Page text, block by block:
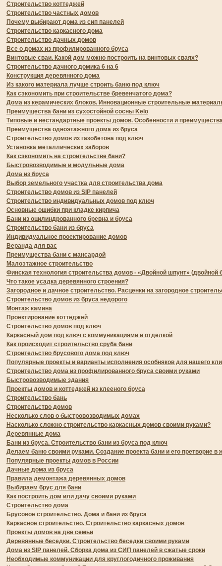
Строительство коттеджей
Строительство частных домов
Почему выбирают дома из сип панелей
Строительство каркасного дома
Строительство дачных домов
Все о домах из профилированного бруса
Винтовые сваи. Какой дом можно построить на винтовых сваях?
Строительство дачного домика 6 на 6
Конструкция деревянного дома
Из какого материала лучше строить баню под ключ
Как сэкономить при строительстве бревенчатого дома?
Дома из керамических блоков. Инновационные строительные
Преимущества бани из сухостойной сосны Kelo
Типовые и нестандартные проекты домов. Особенности и
Преимущества одноэтажного дома из бруса
Строительство домов из газобетона под ключ
Установка металлических заборов
Как сэкономить на строительстве бани?
Быстровозводимые и модульные дома
Дома из бруса
Выбор земельного участка для строительства дома
Строительство домов из SIP панелей
Строительство индивидуальных домов под ключ
Основные ошибки при кладке кирпича
Бани из оцилиндрованного бревна и бруса
Строительство бани из бруса
Индивидуальное проектирование домов
Веранда для вас
Преимущества бани с мансардой
Малоэтажное строительство
Финская технология строительства домов - «Двойной шпунт» (двойной
Что такое усадка деревянного строения?
Загородное и дачное строительство. Расценки на загородное
Строительство домов из бруса недорого
Монтаж камина
Проектирование коттеджей
Строительство домов под ключ
Каркасный дом под ключ с коммуникациями и отделкой
Как происходит строительство сруба бани
Строительство брусового дома под ключ
Популярные проекты и варианты исполнения особняков для нашего
Строительство дома из профилированного бруса своими руками
Быстровозводимые здания
Проекты домов и коттеджей из клееного бруса
Строительство бань
Строительство домов
Несколько слов о быстровозводимых домах
Насколько сложно строительство каркасных домов своими руками?
Деревянные дома
Бани из бруса. Строительство бани из бруса под ключ
Делаем баню своими руками. Создание проекта бани и его претворие в
Популярные проекты домов в России
Дачные дома из бруса
Правила демонтажа деревянных домов
Выбираем брус для бани
Как построить дом или дачу своими руками
Строительство дома
Брусовое строительство. Дома и бани из бруса
Каркасное строительство. Строительство каркасных домов
Проекты домов на две семьи
Деревянные беседки. Строительство беседки своими руками
Дома из SIP панелей. Сборка дома из СИП панелей в сжатые сроки
Необходимые коммуникации для круглогодичного проживания